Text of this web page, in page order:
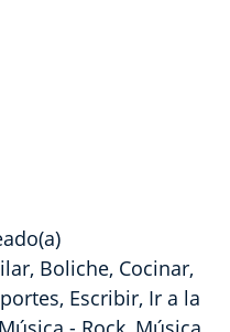
Boliche, Cocinar,
Escribir, Ir a la